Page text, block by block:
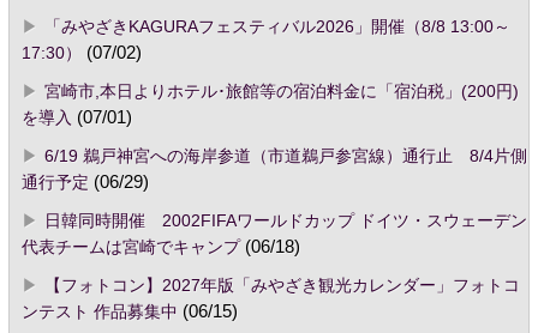
「みやざきKAGURAフェスティバル2026」開催（8/8 13:00～
17:30）
(07/02)
宮崎市,本日よりホテル･旅館等の宿泊料金に「宿泊税」(200円)
を導入 (07/01)
6/19 鵜戸神宮への海岸参道（市道鵜戸参宮線）通行止 8/4片側
通行予定 (06/29)
日韓同時開催 2002FIFAワールドカップ ドイツ・スウェーデン
代表チームは宮崎でキャンプ(06/18)
【フォトコン】2027年版「みやざき観光カレンダー」フォトコ
ンテスト 作品募集中 (06/15)